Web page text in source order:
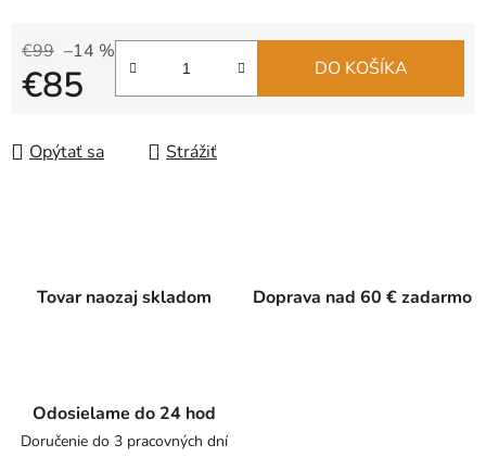
€99 –14 %
€85 DO KOŠÍKA
Opýtať sa Strážiť
Tovar naozaj skladom Doprava nad 60 € zadarmo
Odosielame do 24 hod
Doručenie do 3 pracovných dní